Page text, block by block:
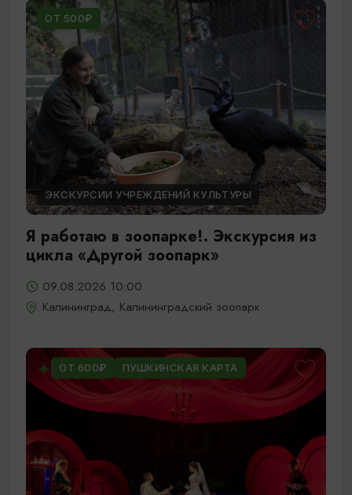
ОТ 500₽
ЭКСКУРСИИ УЧРЕЖДЕНИЙ КУЛЬТУРЫ
Я работаю в зоопарке!. Экскурсия из
цикла «Другой зоопарк»
09.08.2026 10:00
Калининград, Калининградский зоопарк
ОТ 600₽ ПУШКИНСКАЯ КАРТА